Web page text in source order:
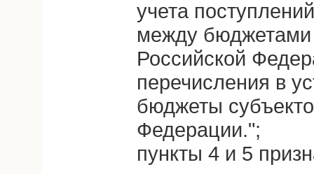
учета
между
Российской
перечисления в
бюджеты
Федерации.";
пункты 4 и 5